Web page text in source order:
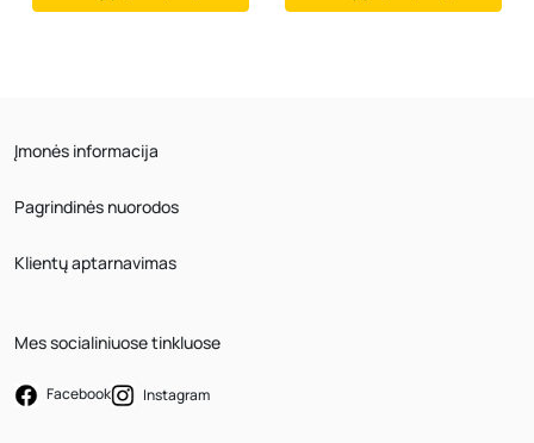
Įmonės informacija
Pagrindinės nuorodos
Klientų aptarnavimas
Mes socialiniuose tinkluose
Facebook Instagram